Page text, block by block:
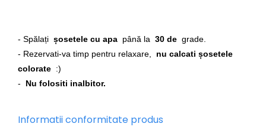
- Spălați șosetele cu apa până la 30 de grade.
- Rezervati-va timp pentru relaxare, nu calcati șosetele
colorate :)
- Nu folositi inalbitor.
Informatii conformitate produs